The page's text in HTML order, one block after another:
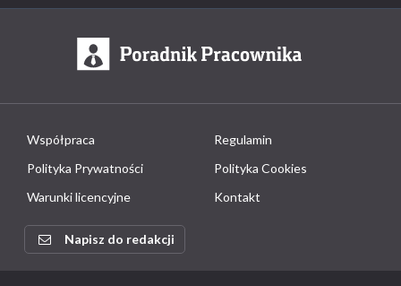
Współpraca
Regulamin
Polityka Prywatności
Polityka Cookies
Warunki licencyjne
Kontakt
Napisz do redakcji